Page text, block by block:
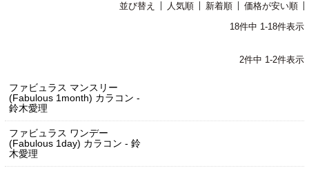
並び替え 人気順 新着順
価格が安い順
18件中 1-18件表示
2件中 1 -2件表示
ファビュラス マンスリー
(Fabulous 1month) カラコン -
鈴木愛理
ファビュラス ワンデー
(Fabulous 1day) カラコン - 鈴
木愛理